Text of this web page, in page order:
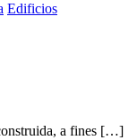
Edificios
a fines […]